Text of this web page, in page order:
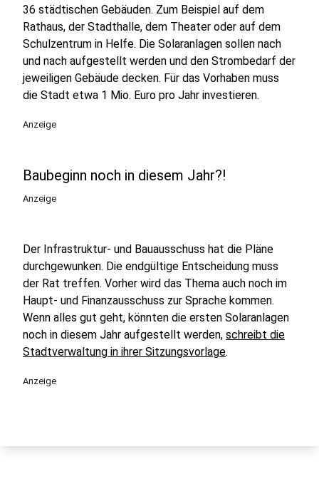
36 städtischen Gebäuden. Zum Beispiel auf dem
Rathaus, der Stadthalle, dem Theater oder auf dem
Schulzentrum in Helfe. Die Solaranlagen sollen nach
und nach aufgestellt werden und den Strombedarf der
jeweiligen Gebäude decken. Für das Vorhaben muss
die Stadt etwa 1 Mio. Euro pro Jahr investieren.
Anzeige
Baubeginn noch in diesem Jahr?!
Anzeige
Der Infrastruktur- und Bauausschuss hat die Pläne
durchgewunken. Die endgültige Entscheidung muss
der Rat treffen. Vorher wird das Thema auch noch im
Haupt- und Finanzausschuss zur Sprache kommen.
Wenn alles gut geht, könnten die ersten Solaranlagen
noch in diesem Jahr aufgestellt werden, schreibt die
Stadtverwaltung in ihrer Sitzungsvorlage.
Anzeige